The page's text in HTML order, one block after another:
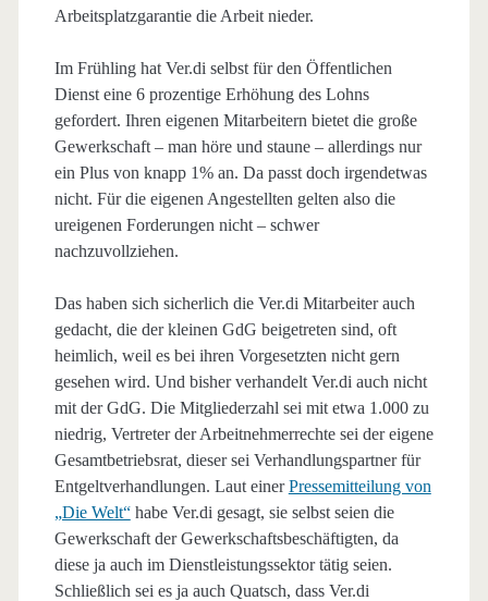
Arbeitsplatzgarantie die Arbeit nieder.
Im Frühling hat Ver.di selbst für den Öffentlichen
Dienst eine 6 prozentige Erhöhung des Lohns
gefordert. Ihren eigenen Mitarbeitern bietet die große
Gewerkschaft – man höre und staune – allerdings nur
ein Plus von knapp 1% an. Da passt doch irgendetwas
nicht. Für die eigenen Angestellten gelten also die
ureigenen Forderungen nicht – schwer
nachzuvollziehen.
Das haben sich sicherlich die Ver.di Mitarbeiter auch
gedacht, die der kleinen GdG beigetreten sind, oft
heimlich, weil es bei ihren Vorgesetzten nicht gern
gesehen wird. Und bisher verhandelt Ver.di auch nicht
mit der GdG. Die Mitgliederzahl sei mit etwa 1.000 zu
niedrig, Vertreter der Arbeitnehmerrechte sei der eigene
Gesamtbetriebsrat, dieser sei Verhandlungspartner für
Entgeltverhandlungen. Laut einerPressemitteilung von
„Die Welt“habe Ver.di gesagt, sie selbst seien die
Gewerkschaft der Gewerkschaftsbeschäftigten, da
diese ja auch im Dienstleistungssektor tätig seien.
Schließlich sei es ja auch Quatsch, dass Ver.di